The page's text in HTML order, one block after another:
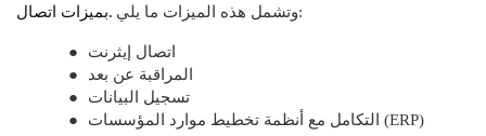
بميزات اتصال.
وتشمل هذه الميزات ما يلي:
●
اتصال إيثرنت
●
المراقبة عن بعد
●
تسجيل البيانات
●
التكامل مع أنظمة تخطيط موارد المؤسسات (ERP)